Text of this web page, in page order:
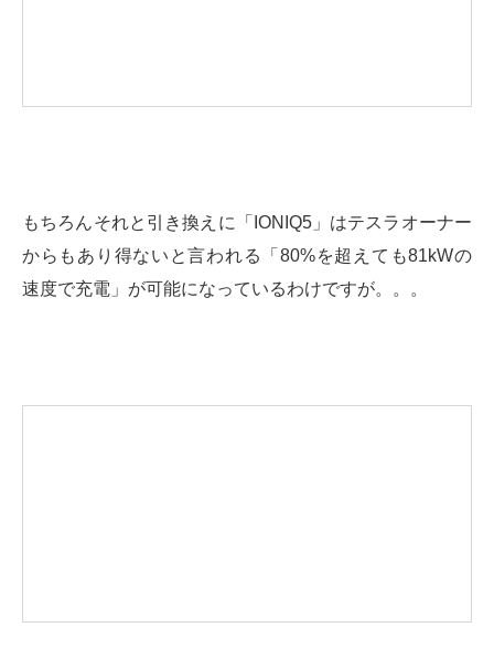
もちろんそれと引き換えに「IONIQ5」はテスラオーナー
からもあり得ないと言われる「80%を超えても81kWの
速度で充電」が可能になっているわけですが。。。